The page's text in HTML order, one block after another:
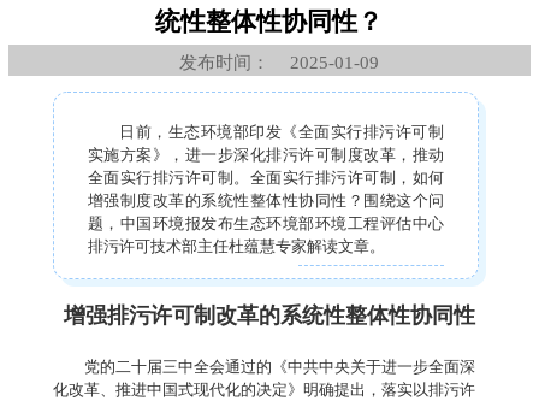
统性整体性协同性？
发布时间： 2025-01-09
日前，生态环境部印发《全面实行排污许可制
实施方案》，进一步深化排污许可制度改革，推动
全面实行排污许可制。全面实行排污许可制，如何
增强制度改革的系统性整体性协同性？围绕这个问
题，中国环境报发布生态环境部环境工程评估中心
排污许可技术部主任杜蕴慧专家解读文章。
增强排污许可制改革的系统性整体性协同性
党的二十届三中全会通过的《中共中央关于进一步全面深
化改革、推进中国式现代化的决定》明确提出，落实以排污许